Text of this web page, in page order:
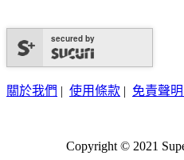
secured by
關於我們 | 使用條款 | 免責聲明
Copyright © 2021